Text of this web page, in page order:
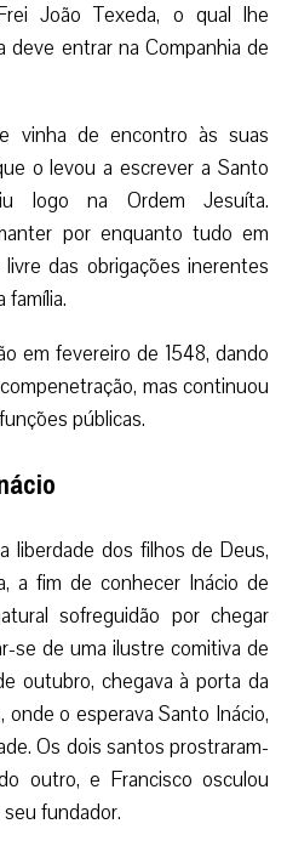
João Texeda, o qual lhe
deve entrar na Companhia de
vinha de encontro às suas
o levou a escrever a Santo
logo na Ordem Jesuíta.
por enquanto tudo em
das obrigações inerentes
família.
em fevereiro de 1548, dando
mas continuou
públicas.
liberdade dos filhos de Deus,
a fim de conhecer Inácio de
sofreguidão por chegar
se de uma ilustre comitiva de
outubro, chegava à porta da
o esperava Santo Inácio,
Os dois santos prostraram-
outro, e Francisco osculou
fundador.